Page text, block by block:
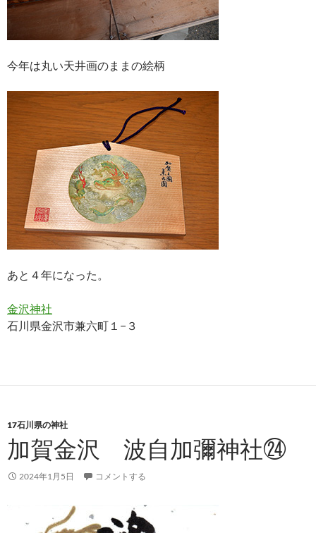
今年は丸い天井画のままの絵柄
あと４年になった。
金沢神社
石川県金沢市兼六町１−３
17石川県の神社
加賀金沢 波自加彌神社㉔
2024年1月5日 コメントする